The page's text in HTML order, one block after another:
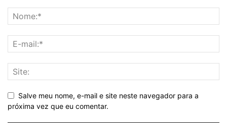
Salve meu nome, e-mail e site neste navegador para a
próxima vez que eu comentar.